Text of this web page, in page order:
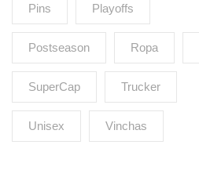
Pins Playoffs
Postseason Ropa
SuperCap Trucker
Unisex Vinchas